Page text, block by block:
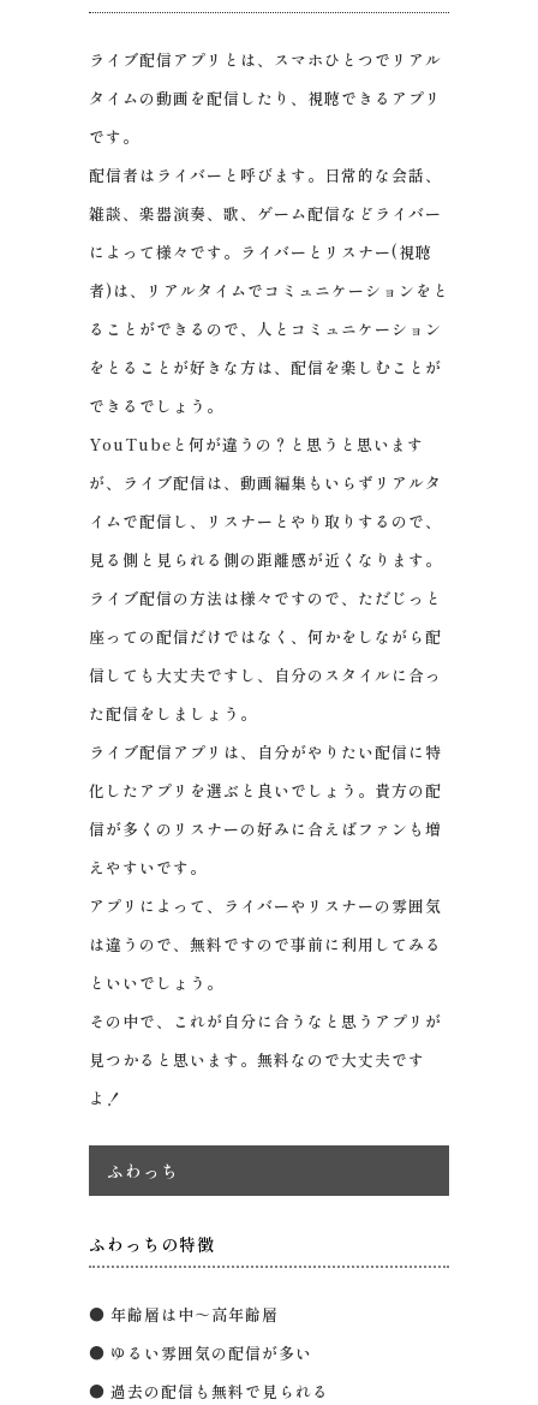
ライブ配信アプリとは、スマホひとつでリアル
タイムの動画を配信したり、視聴できるアプリ
です。
配信者はライバーと呼びます。日常的な会話、
雑談、楽器演奏、歌、ゲーム配信などライバー
によって様々です。ライバーとリスナー(視聴
者)は、リアルタイムでコミュニケーションをと
ることができるので、人とコミュニケーション
をとることが好きな方は、配信を楽しむことが
できるでしょう。
YouTubeと何が違うの？と思うと思います
が、ライブ配信は、動画編集もいらずリアルタ
イムで配信し、リスナーとやり取りするので、
見る側と見られる側の距離感が近くなります。
ライブ配信の方法は様々ですので、ただじっと
座っての配信だけではなく、何かをしながら配
信しても大丈夫ですし、自分のスタイルに合っ
た配信をしましょう。
ライブ配信アプリは、自分がやりたい配信に特
化したアプリを選ぶと良いでしょう。貴方の配
信が多くのリスナーの好みに合えばファンも増
えやすいです。
アプリによって、ライバーやリスナーの雰囲気
は違うので、無料ですので事前に利用してみる
といいでしょう。
その中で、これが自分に合うなと思うアプリが
見つかると思います。無料なので大丈夫です
よ！
ふわっち
ふわっちの特徴
● 年齢層は中～高年齢層
● ゆるい雰囲気の配信が多い
● 過去の配信も無料で見られる